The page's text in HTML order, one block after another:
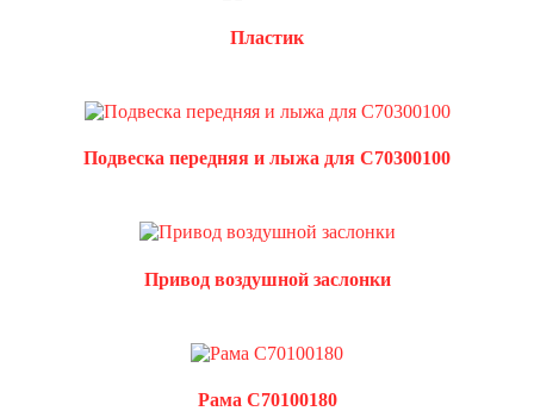
Пластик
Подвеска передняя и лыжа для C70300100
Привод воздушной заслонки
Рама C70100180